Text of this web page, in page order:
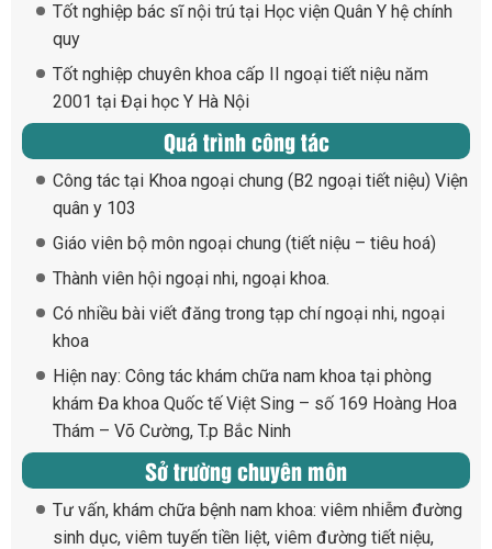
Tốt nghiệp bác sĩ nội trú tại Học viện Quân Y hệ chính
quy
Tốt nghiệp chuyên khoa cấp II ngoại tiết niệu năm
2001 tại Đại học Y Hà Nội
Quá trình công tác
Công tác tại Khoa ngoại chung (B2 ngoại tiết niệu) Viện
quân y 103
Giáo viên bộ môn ngoại chung (tiết niệu – tiêu hoá)
Thành viên hội ngoại nhi, ngoại khoa.
Có nhiều bài viết đăng trong tạp chí ngoại nhi, ngoại
khoa
Hiện nay: Công tác khám chữa nam khoa tại phòng
khám Đa khoa Quốc tế Việt Sing – số 169 Hoàng Hoa
Thám – Võ Cường, T.p Bắc Ninh
Sở trường chuyên môn
Tư vấn, khám chữa bệnh nam khoa: viêm nhiễm đường
sinh dục, viêm tuyến tiền liệt, viêm đường tiết niệu,